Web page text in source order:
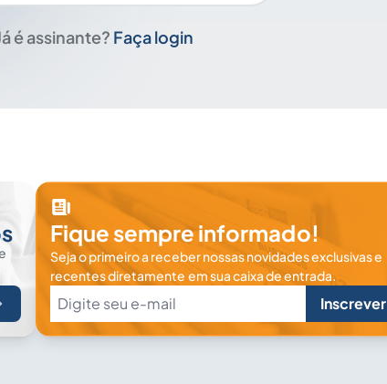
é assinante? Faça login
Fique sempre informado!
Seja o primeiro a receber nossas novidades exclusivas e
recentes diretamente em sua caixa de entrada.
Inscrever